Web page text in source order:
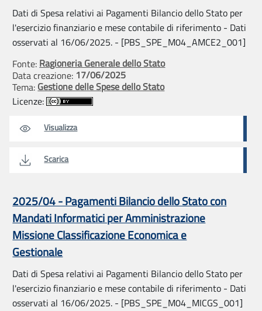
Dati di Spesa relativi ai Pagamenti Bilancio dello Stato per
l'esercizio finanziario e mese contabile di riferimento - Dati
osservati al 16/06/2025. - [PBS_SPE_M04_AMCE2_001]
Fonte: Ragioneria Generale dello Stato
Data creazione: 17/06/2025
Tema: Gestione delle Spese dello Stato
Licenze:
Visualizza
Scarica
2025/04 - Pagamenti Bilancio dello Stato con
Mandati Informatici per Amministrazione
Missione Classificazione Economica e
Gestionale
Dati di Spesa relativi ai Pagamenti Bilancio dello Stato per
l'esercizio finanziario e mese contabile di riferimento - Dati
osservati al 16/06/2025. - [PBS_SPE_M04_MICGS_001]